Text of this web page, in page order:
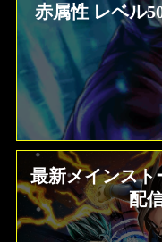
赤属性 レベル
最新メインストーリー「第19部3章(6/10)」
配